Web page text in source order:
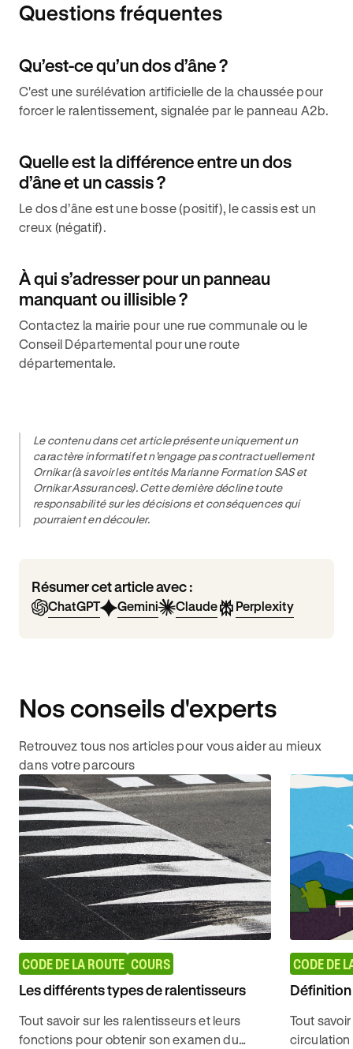
Questions fréquentes
Qu’est-ce qu’un dos d’âne ?
C'est une surélévation artificielle de la chaussée pour
forcer le ralentissement, signalée par le panneau A2b.
Quelle est la différence entre un dos
d’âne et un cassis ?
Le dos d’âne est une bosse (positif), le cassis est un
creux (négatif).
À qui s’adresser pour un panneau
manquant ou illisible ?
Contactez la mairie pour une rue communale ou le
Conseil Départemental pour une route
départementale.
Le contenu dans cet article présente uniquement un
caractère informatif et n’engage pas contractuellement
Ornikar (à savoir les entités Marianne Formation SAS et
Ornikar Assurances). Cette dernière décline toute
responsabilité sur les décisions et conséquences qui
pourraient en découler.
Résumer cet article avec :
ChatGPT Gemini Claude Perplexity
Nos conseils d'experts
Retrouvez tous nos articles pour vous aider au mieux
dans votre parcours
CODE DE LA ROUTE COURS
Les différents types de ralentisseurs
Tout savoir sur les ralentisseurs et leurs
fonctions pour obtenir son examen du
CODE DE
Tout
circulation